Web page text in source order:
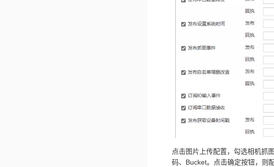
点击图片上传配置，勾选相机抓
码、Bucket。点击确定按钮，则